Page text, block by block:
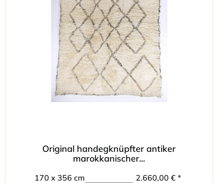
Original handegknüpfter antiker
marokkanischer...
170 x 356 cm 2.660,00 € *